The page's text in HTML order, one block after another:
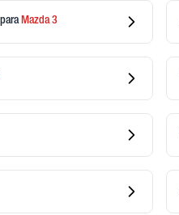
paraMazda3